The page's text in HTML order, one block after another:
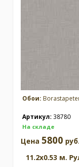
Обои:
Артикул: 38780
На складе
Цена 5800 руб.
11.2x0.53 м.